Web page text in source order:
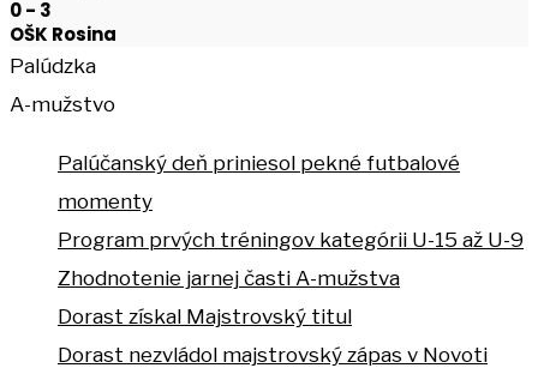
0- 3
OŠK Rosina
Palúdzka
A-mužstvo
Palúčanský deň priniesol pekné futbalové
momenty
Program prvých tréningov kategórii U-15 až U-9
Zhodnotenie jarnej časti A-mužstva
Dorast získal Majstrovský titul
Dorast nezvládol majstrovský zápas v Novoti